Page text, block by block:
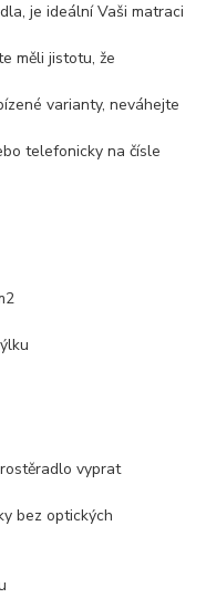
je ideální Vaši matraci
měli jistotu, že
varianty, neváhejte
telefonicky na čísle
vyprat
bez optických